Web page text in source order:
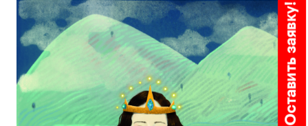
Оставить заявку!